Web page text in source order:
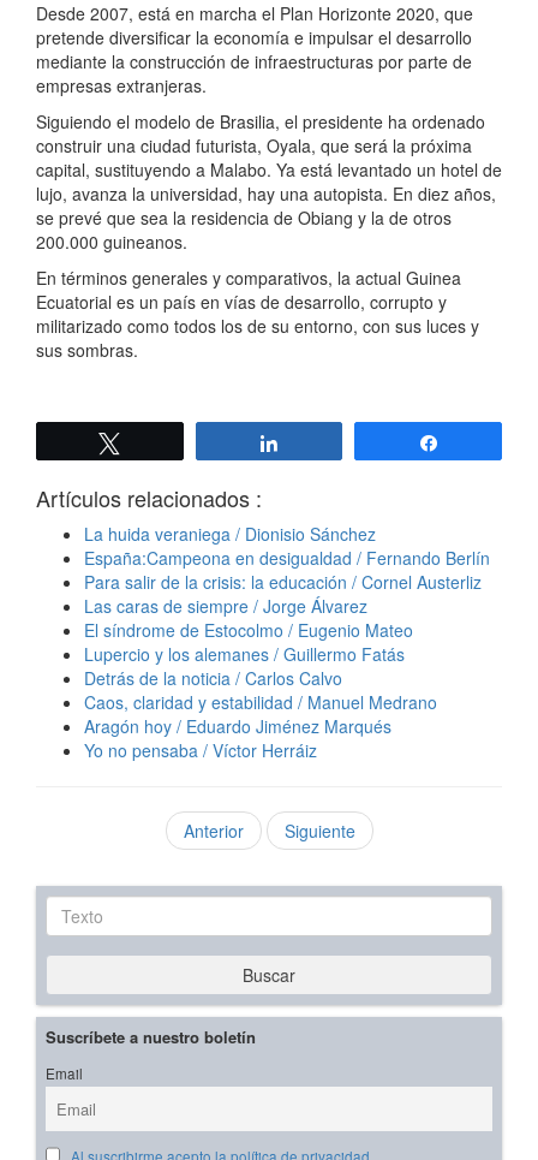
Desde 2007, está en marcha el Plan Horizonte 2020, que
pretende diversificar la economía e impulsar el desarrollo
mediante la construcción de infraestructuras por parte de
empresas extranjeras.
Siguiendo el modelo de Brasilia, el presidente ha ordenado
construir una ciudad futurista, Oyala, que será la próxima
capital, sustituyendo a Malabo. Ya está levantado un hotel de
lujo, avanza la universidad, hay una autopista. En diez años,
se prevé que sea la residencia de Obiang y la de otros
200.000 guineanos.
En términos generales y comparativos, la actual Guinea
Ecuatorial es un país en vías de desarrollo, corrupto y
militarizado como todos los de su entorno, con sus luces y
sus sombras.
Artículos relacionados :
La huida veraniega / Dionisio Sánchez
España:Campeona en desigualdad / Fernando Berlín
Para salir de la crisis: la educación / Cornel Austerliz
Las caras de siempre / Jorge Álvarez
El síndrome de Estocolmo / Eugenio Mateo
Lupercio y los alemanes / Guillermo Fatás
Detrás de la noticia / Carlos Calvo
Caos, claridad y estabilidad / Manuel Medrano
Aragón hoy / Eduardo Jiménez Marqués
Yo no pensaba / Víctor Herráiz
Anterior Siguiente
Texto
Buscar
Suscríbete a nuestro boletín
Email